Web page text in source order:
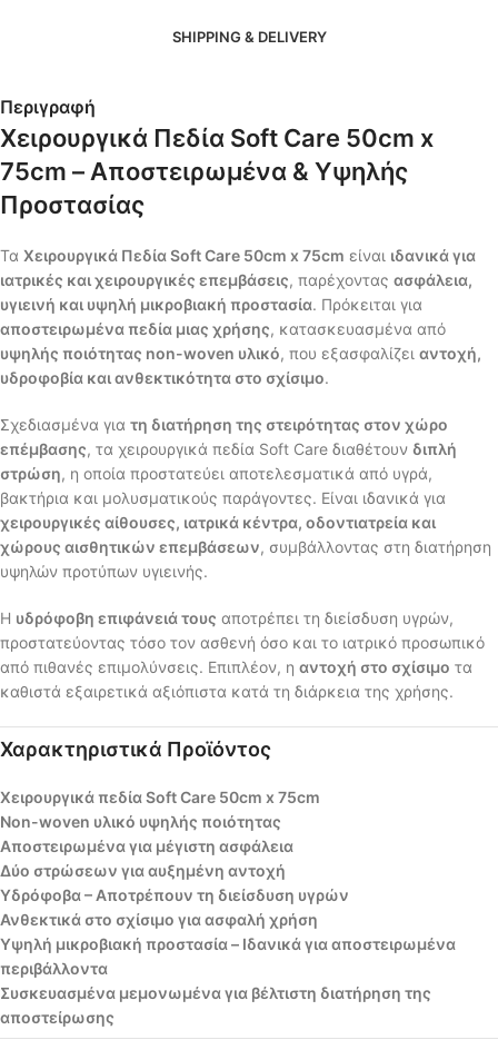
SHIPPING & DELIVERY
Περιγραφή
Χειρουργικά Πεδία Soft Care 50cm x
75cm – Αποστειρωμένα & Υψηλής
Προστασίας
Τα Χειρουργικά Πεδία Soft Care 50cm x 75cm είναι ιδανικά για
ιατρικές και χειρουργικές επεμβάσεις, παρέχοντας ασφάλεια,
υγιεινή και υψηλή μικροβιακή προστασία. Πρόκειται για
αποστειρωμένα πεδία μιας χρήσης, κατασκευασμένα από
υψηλής ποιότητας non-woven υλικό, που εξασφαλίζει αντοχή,
υδροφοβία και ανθεκτικότητα στο σχίσιμο.
Σχεδιασμένα για τη διατήρηση της στειρότητας στον χώρο
επέμβασης, τα χειρουργικά πεδία Soft Care διαθέτουν διπλή
στρώση, η οποία προστατεύει αποτελεσματικά από υγρά,
βακτήρια και μολυσματικούς παράγοντες. Είναι ιδανικά για
χειρουργικές αίθουσες, ιατρικά κέντρα, οδοντιατρεία και
χώρους αισθητικών επεμβάσεων, συμβάλλοντας στη διατήρηση
υψηλών προτύπων υγιεινής.
Η υδρόφοβη επιφάνειά τους αποτρέπει τη διείσδυση υγρών,
προστατεύοντας τόσο τον ασθενή όσο και το ιατρικό προσωπικό
από πιθανές επιμολύνσεις. Επιπλέον, η αντοχή στο σχίσιμο τα
καθιστά εξαιρετικά αξιόπιστα κατά τη διάρκεια της χρήσης.
Χαρακτηριστικά Προϊόντος
Χειρουργικά πεδία Soft Care 50cm x 75cm
Non-woven υλικό υψηλής ποιότητας
Αποστειρωμένα για μέγιστη ασφάλεια
Δύο στρώσεων για αυξημένη αντοχή
Υδρόφοβα – Αποτρέπουν τη διείσδυση υγρών
Ανθεκτικά στο σχίσιμο για ασφαλή χρήση
Υψηλή μικροβιακή προστασία – Ιδανικά για αποστειρωμένα
περιβάλλοντα
Συσκευασμένα μεμονωμένα για βέλτιστη διατήρηση της
αποστείρωσης